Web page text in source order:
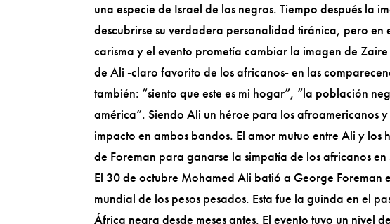
una especie de Israel de los negros. Tiempo después la
descubrirse su verdadera personalidad tiránica, pero
carisma y el evento prometía cambiar la imagen de
de Ali -claro favorito de los africanos- en las
también: “siento que este es mi hogar”, “la población
américa”. Siendo Ali un héroe para los afroamericanos
impacto en ambos bandos. El amor mutuo entre Ali y
de Foreman para ganarse la simpatía de los africanos en
El 30 de octubre Mohamed Ali batió a George Foreman
mundial de los pesos pesados. Esta fue la guinda en el
África negra desde meses antes. El evento tuvo un nivel